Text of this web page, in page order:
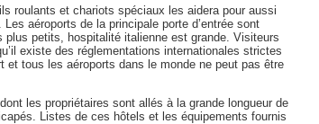
roulants et chariots spéciaux les aidera pour aussi
aéroports de la principale porte d’entrée sont
petits, hospitalité italienne est grande. Visiteurs
existe des réglementations internationales strictes
tous les aéroports dans le monde ne peut pas être
les propriétaires sont allés à la grande longueur de
Listes de ces hôtels et les équipements fournis